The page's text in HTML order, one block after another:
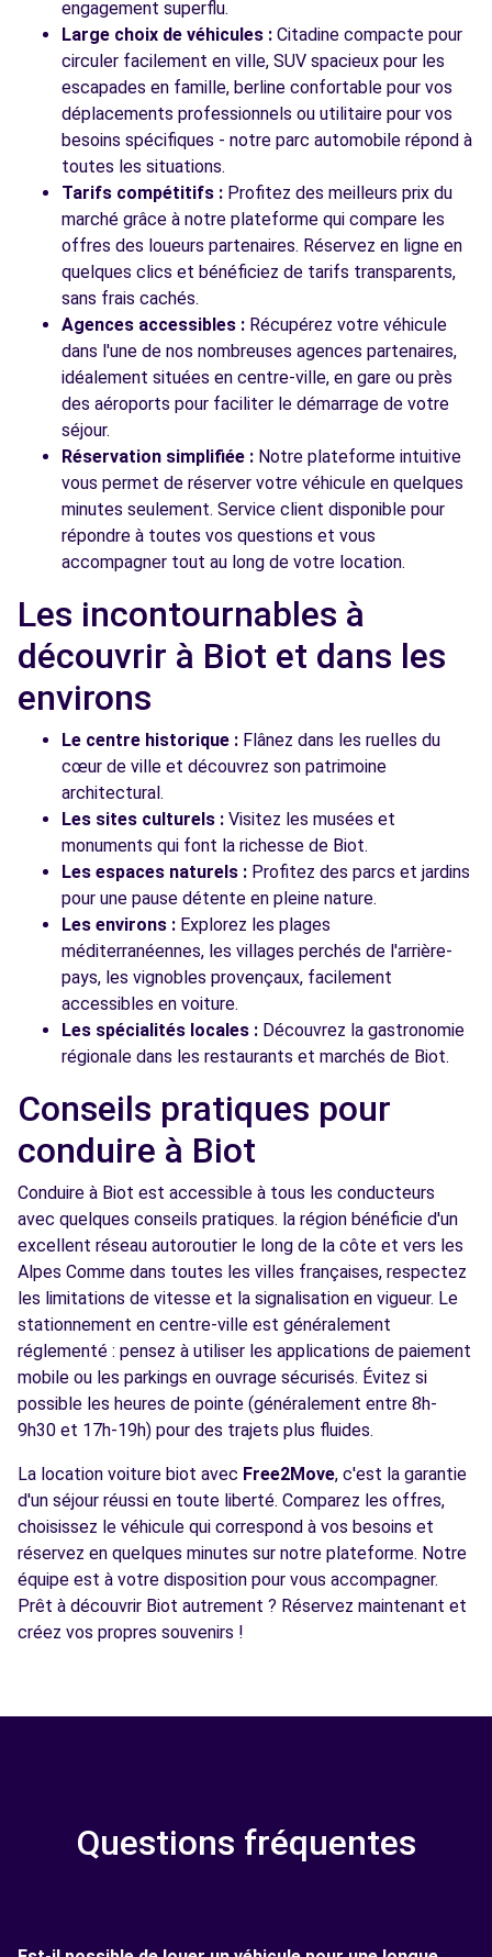
Voir l'agence
Voir toutes les agences
engagement superflu.
Large choix de véhicules : Citadine compacte pour
circuler facilement en ville, SUV spacieux pour les
escapades en famille, berline confortable pour vos
déplacements professionnels ou utilitaire pour vos
besoins spécifiques - notre parc automobile répond à
toutes les situations.
Tarifs compétitifs : Profitez des meilleurs prix du
marché grâce à notre plateforme qui compare les
offres des loueurs partenaires. Réservez en ligne en
quelques clics et bénéficiez de tarifs transparents,
sans frais cachés.
Agences accessibles : Récupérez votre véhicule
dans l'une de nos nombreuses agences partenaires,
idéalement situées en centre-ville, en gare ou près
des aéroports pour faciliter le démarrage de votre
séjour.
Réservation simplifiée : Notre plateforme intuitive
vous permet de réserver votre véhicule en quelques
minutes seulement. Service client disponible pour
répondre à toutes vos questions et vous
accompagner tout au long de votre location.
Les incontournables à
découvrir à Biot et dans les
environs
Le centre historique : Flânez dans les ruelles du
cœur de ville et découvrez son patrimoine
architectural.
Les sites culturels : Visitez les musées et
monuments qui font la richesse de Biot.
Les espaces naturels : Profitez des parcs et jardins
pour une pause détente en pleine nature.
Les environs : Explorez les plages
méditerranéennes, les villages perchés de l'arrière-
pays, les vignobles provençaux, facilement
accessibles en voiture.
Les spécialités locales : Découvrez la gastronomie
régionale dans les restaurants et marchés de Biot.
Conseils pratiques pour
conduire à Biot
Conduire à Biot est accessible à tous les conducteurs
avec quelques conseils pratiques. la région bénéficie d'un
excellent réseau autoroutier le long de la côte et vers les
Alpes Comme dans toutes les villes françaises, respectez
les limitations de vitesse et la signalisation en vigueur. Le
stationnement en centre-ville est généralement
réglementé : pensez à utiliser les applications de paiement
mobile ou les parkings en ouvrage sécurisés. Évitez si
possible les heures de pointe (généralement entre 8h-
9h30 et 17h-19h) pour des trajets plus fluides.
La location voiture biot avec Free2Move, c'est la garantie
d'un séjour réussi en toute liberté. Comparez les offres,
choisissez le véhicule qui correspond à vos besoins et
réservez en quelques minutes sur notre plateforme. Notre
équipe est à votre disposition pour vous accompagner.
Prêt à découvrir Biot autrement ? Réservez maintenant et
créez vos propres souvenirs !
Questions fréquentes